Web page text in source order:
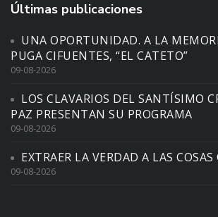
Últimas publicaciones
UNA OPORTUNIDAD. A LA
PUGA CIFUENTES, “EL CATETO”
09-08-2026
LOS CLAVARIOS DEL SANTÍSIMO
PAZ PRESENTAN SU PROGRAMA
09-08-2026
EXTRAER LA VERDAD A LAS
09-08-2026